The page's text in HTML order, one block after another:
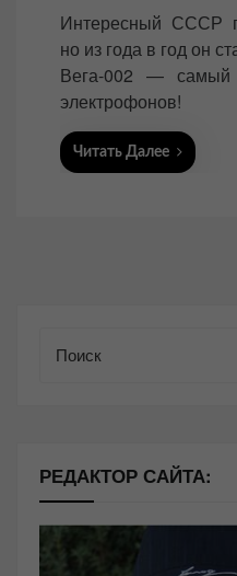
e
n
Интересный СССР
но из года в год он
Вега-002 — самый
электрофонов!
Читать Далее
РЕДАКТОР САЙТА: